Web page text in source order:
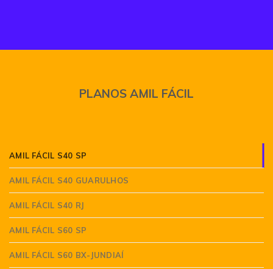
PLANOS AMIL FÁCIL
AMIL FÁCIL S40 SP
AMIL FÁCIL S40 GUARULHOS
AMIL FÁCIL S40 RJ
AMIL FÁCIL S60 SP
AMIL FÁCIL S60 BX-JUNDIAÍ